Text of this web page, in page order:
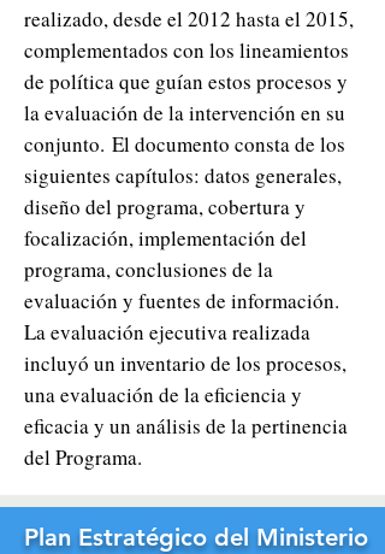
realizado, desde el 2012 hasta el 2015,
complementados con los lineamientos
de política que guían estos procesos y
la evaluación de la intervención en su
conjunto. El documento consta de los
siguientes capítulos: datos generales,
diseño del programa, cobertura y
focalización, implementación del
programa, conclusiones de la
evaluación y fuentes de información.
La evaluación ejecutiva realizada
incluyó un inventario de los procesos,
una evaluación de la eficiencia y
eficacia y un análisis de la pertinencia
del Programa.
Plan Estratégico del Ministerio